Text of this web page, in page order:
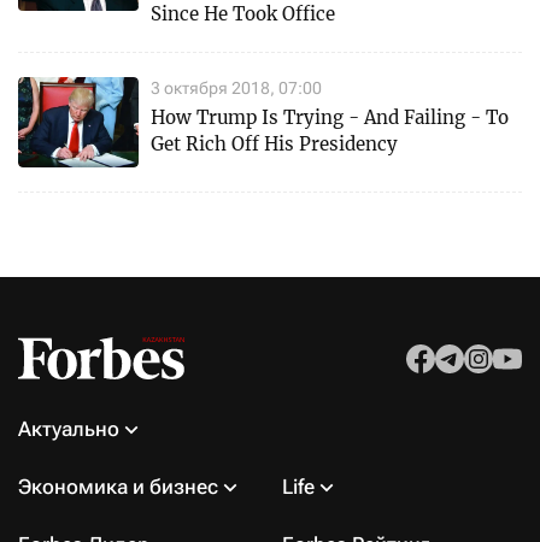
Since He Took Office
3 октября 2018, 07:00
How Trump Is Trying - And Failing - To
Get Rich Off His Presidency
Актуально
Экономика и бизнес Life